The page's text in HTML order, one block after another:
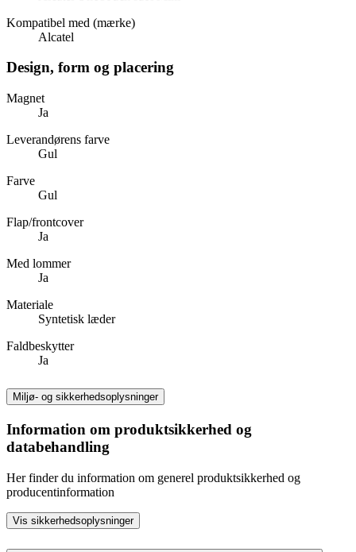
Kompatibel med (mærke)
Alcatel
Design, form og placering
Magnet
Ja
Leverandørens farve
Gul
Farve
Gul
Flap/frontcover
Ja
Med lommer
Ja
Materiale
Syntetisk læder
Faldbeskytter
Ja
Miljø- og sikkerhedsoplysninger
Information om produktsikkerhed og
databehandling
Her finder du information om generel produktsikkerhed og
producentinformation
Vis sikkerhedsoplysninger